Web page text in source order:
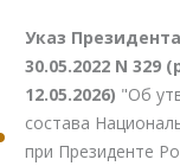
Указ
30.05.2022 N 329
12.05.2026) "Об
состава
при Президенте